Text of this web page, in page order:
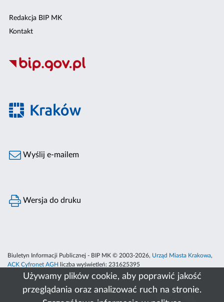
Używamy plików cookie, aby poprawić jakość
przeglądania oraz analizować ruch na stronie.
Redakcja BIP MK
Kontakt
Wyślij e-mailem
Wersja do druku
Biuletyn Informacji Publicznej - BIP MK © 2003-2026, Urząd Miasta Krakowa,
ACK Cyfronet AGH
liczba wyświetleń: 231625395